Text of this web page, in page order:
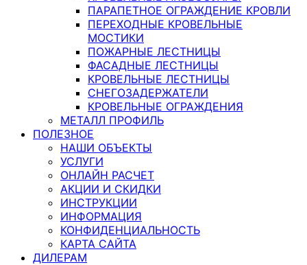
ПАРАПЕТНОЕ ОГРАЖДЕНИЕ КРОВЛИ
ПЕРЕХОДНЫЕ КРОВЕЛЬНЫЕ
МОСТИКИ
ПОЖАРНЫЕ ЛЕСТНИЦЫ
ФАСАДНЫЕ ЛЕСТНИЦЫ
КРОВЕЛЬНЫЕ ЛЕСТНИЦЫ
СНЕГОЗАДЕРЖАТЕЛИ
КРОВЕЛЬНЫЕ ОГРАЖДЕНИЯ
МЕТАЛЛ ПРОФИЛЬ
ПОЛЕЗНОЕ
НАШИ ОБЪЕКТЫ
УСЛУГИ
ОНЛАЙН РАСЧЕТ
АКЦИИ И СКИДКИ
ИНСТРУКЦИИ
ИНФОРМАЦИЯ
КОНФИДЕНЦИАЛЬНОСТЬ
КАРТА САЙТА
ДИЛЕРАМ